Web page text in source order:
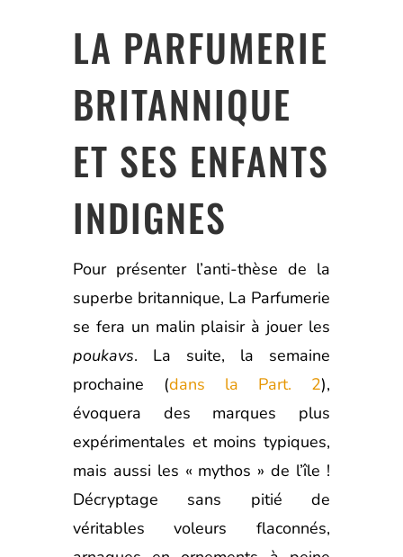
LA PARFUMERIE
BRITANNIQUE
ET SES ENFANTS
INDIGNES
Pour présenter l’anti-thèse de la
superbe britannique, La Parfumerie
se fera un malin plaisir à jouer les
poukavs. La suite, la semaine
prochaine (dans la Part. 2),
évoquera des marques plus
expérimentales et moins typiques,
mais aussi les « mythos » de l’île !
Décryptage sans pitié de
véritables voleurs flaconnés,